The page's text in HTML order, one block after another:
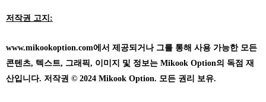
저작권 고지:
www.mikookoption.com에서 제공되거나 그를 통해 사용 가능한 모든
콘텐츠, 텍스트, 그래픽, 이미지 및 정보는 Mikook Option의 독점 재
산입니다. 저작권 © 2024 Mikook Option. 모든 권리 보유.